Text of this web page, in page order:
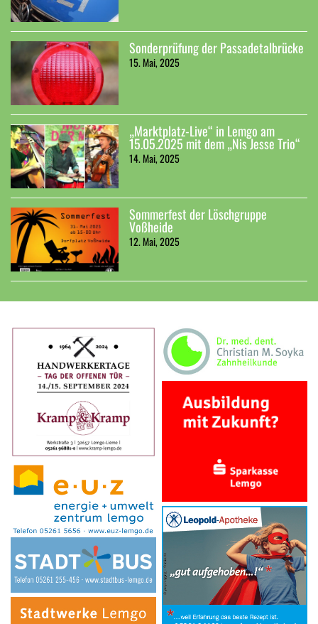
Sonderprüfung der Passadetalbrücke
15. Mai, 2025
„Marktplatz-Live“ in Lemgo am
15.05.2025 mit dem „Nis Jesse Trio“
14. Mai, 2025
Sommerfest der Löschgruppe
Voßheide
12. Mai, 2025